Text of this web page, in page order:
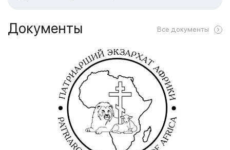
Документы Все документы